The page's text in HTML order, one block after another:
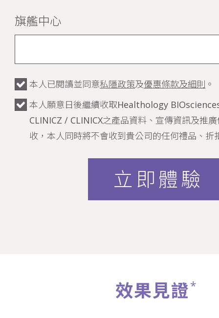
旗艦中心
本人已閱讀並同意私隱政策及優惠條款及細則 。
本人願意日後繼續收取Healthology
CLINICZ / CLINICX之產品資料、宣傳資訊及推
收，本人同時將不會收到貴公司的任何禮品、折
立即體驗
效果見證*